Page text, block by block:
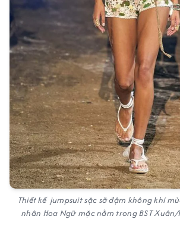
Thiết kế jumpsuit sặc sỡ đậm không khí
nhân Hoa Ngữ mặc nằm trong BST